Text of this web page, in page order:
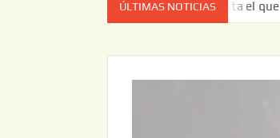
ÚLTIMAS NOTICIAS
no es el estado de cuenta el que da el susto